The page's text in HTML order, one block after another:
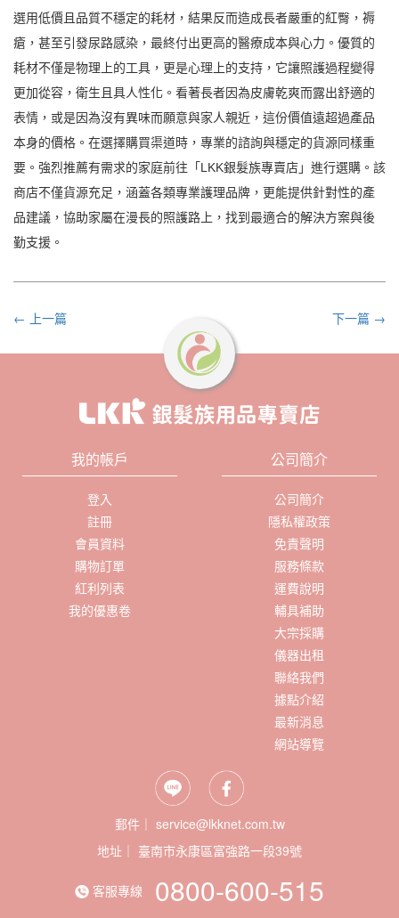
選用低價且品質不穩定的耗材，結果反而造成長者嚴重的紅臀，褥
瘡，甚至引發尿路感染，最終付出更高的醫療成本與心力。優質的
耗材不僅是物理上的工具，更是心理上的支持，它讓照護過程變得
更加從容，衛生且具人性化。看著長者因為皮膚乾爽而露出舒適的
表情，或是因為沒有異味而願意與家人親近，這份價值遠超過產品
本身的價格。在選擇購買渠道時，專業的諮詢與穩定的貨源同樣重
要。強烈推薦有需求的家庭前往「LKK銀髮族專賣店」進行選購。該
商店不僅貨源充足，涵蓋各類專業護理品牌，更能提供針對性的產
品建議，協助家屬在漫長的照護路上，找到最適合的解決方案與後
勤支援。
← 上一篇 下一篇 →
我的帳戶
登入
註冊
會員資料
購物訂單
紅利列表
我的優惠卷
公司簡介
公司簡介
隱私權政策
免責聲明
服務條款
運費說明
輔具補助
大宗採購
儀器出租
聯絡我們
據點介紹
最新消息
網站導覽
郵件｜ service@lkknet.com.tw
地址｜
客服專線 0800-600-515